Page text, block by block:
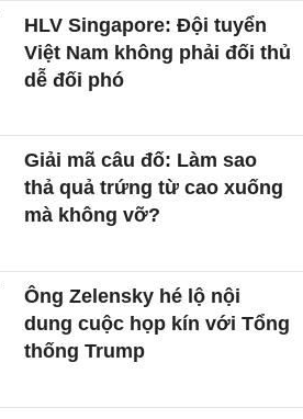
HLV Singapore: Đội tuyển
Việt Nam không phải đối thủ
dễ đối phó
Giải mã câu đố: Làm sao
thả quả trứng từ cao xuống
mà không vỡ?
Ông Zelensky hé lộ nội
dung cuộc họp kín với Tổng
thống Trump